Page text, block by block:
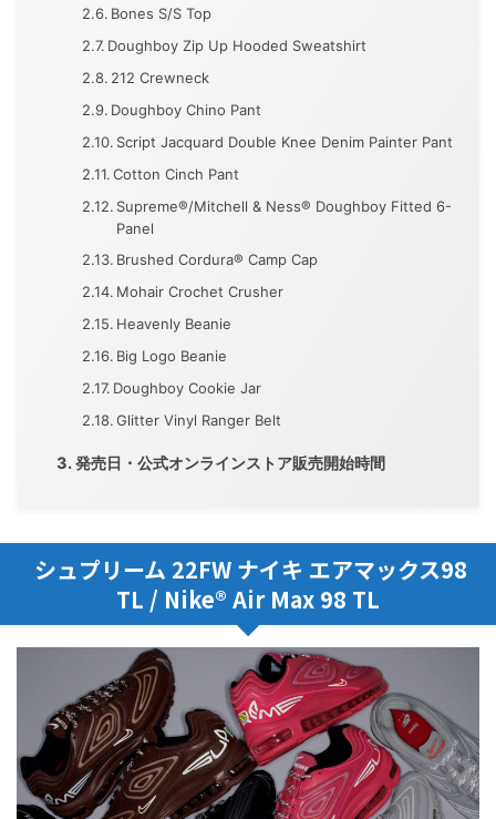
Bones S/S Top
Doughboy Zip Up Hooded Sweatshirt
212 Crewneck
Doughboy Chino Pant
Script Jacquard Double Knee Denim Painter Pant
Cotton Cinch Pant
Supreme®/Mitchell & Ness® Doughboy Fitted 6-
Panel
Brushed Cordura® Camp Cap
Mohair Crochet Crusher
Heavenly Beanie
Big Logo Beanie
Doughboy Cookie Jar
Glitter Vinyl Ranger Belt
発売日・公式オンラインストア販売開始時間
シュプリーム 22FW ナイキ エアマックス98
TL / Nike® Air Max 98 TL